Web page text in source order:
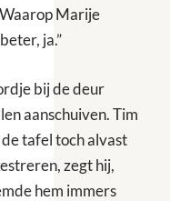
Marije
ja.”
bij de deur
aanschuiven. Tim
tafel toch alvast
zegt hij,
hem immers